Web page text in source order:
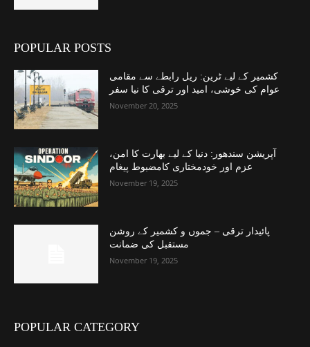
POPULAR POSTS
کشمیر کے لیے ٹرین: ریل رابطے سے مقامی
عوام کی خوشی، امید اور ترقی کا نیا سفر
November 20, 2025
آپریشن سندھور: دنیا کے لیے بھارت کا امن،
عزم اور خودمختاری کامضبوط پیغام
November 19, 2025
پائیدار ترقی – جموں و کشمیر کے روشن
مستقبل کی ضمانت
November 19, 2025
POPULAR CATEGORY